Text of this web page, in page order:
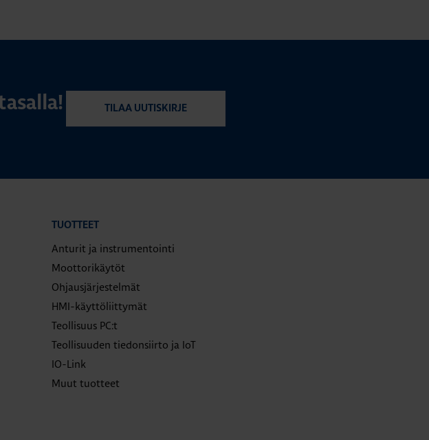
TILAA UUTISKIRJE
TUOTTEET
Anturit ja instrumentointi
Moottorikäytöt
Ohjausjärjestelmät
HMI-käyttöliittymät
Teollisuus PC:t
Teollisuuden tiedonsiirto ja IoT
IO-Link
Muut tuotteet